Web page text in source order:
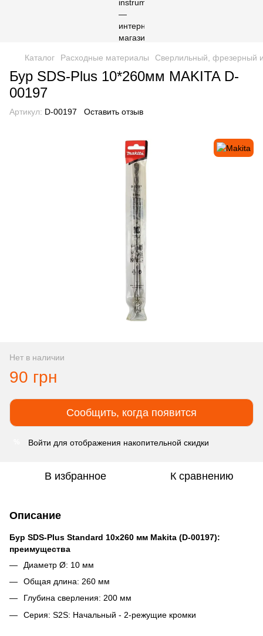
Каталог Расходные материалы Сверлильный, фрезерный
Бур SDS-Plus 10*260мм MAKITA D-
00197
Артикул: D-00197 Оставить отзыв
Нет в наличии
90 грн
Сообщить, когда появится
Войти для отображения накопительной скидки
В избранное К сравнению
Описание
Бур SDS-Plus Standard 10x260 мм Makita (D-00197):
преимущества
Диаметр Ø: 10 мм
Общая длина: 260 мм
Глубина сверления: 200 мм
Серия: S2S: Начальный - 2-режущие кромки